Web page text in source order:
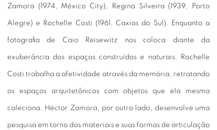
Zamora (1974, México City), Regina Silveira (1939, Porto
Alegre) e Rochelle Costi (1961, Caxias do Sul). Enquanto a
fotografia de Caio Reisewitz nos coloca diante da
exuberância dos espaços construídos e naturais, Rochelle
Costi trabalha a afetividade através da memória, retratando
os espaços arquitetônicos com objetos que ela mesma
coleciona. Héctor Zamora, por outro lado, desenvolve uma
pesquisa em torno dos materiais e suas formas de articulação